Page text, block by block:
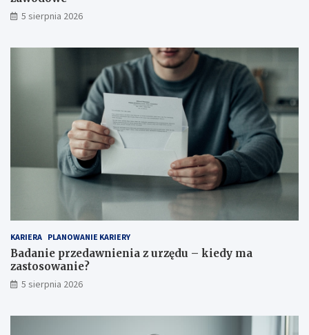
5 sierpnia 2026
KARIERA PLANOWANIE KARIERY
Badanie przedawnienia z urzędu – kiedy ma
zastosowanie?
5 sierpnia 2026